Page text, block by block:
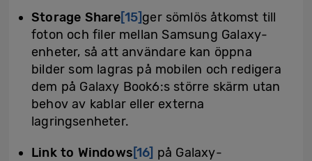
Storage Share[15]ger sömlös åtkomst till
foton och filer mellan Samsung Galaxy-
enheter, så att användare kan öppna
bilder som lagras på mobilen och redigera
dem på Galaxy Book6:s större skärm utan
behov av kablar eller externa
lagringsenheter.
Link to Windows[16] på Galaxy-